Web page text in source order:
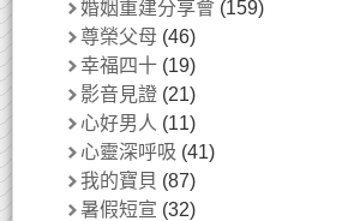
婚姻重建分享會 (159)
尊榮父母 (46)
幸福四十 (19)
影音見證 (21)
心好男人 (11)
心靈深呼吸 (41)
我的寶貝 (87)
暑假短宣 (32)